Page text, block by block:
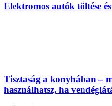
Elektromos autók töltése
Tisztaság a konyhában –
használhatsz, ha